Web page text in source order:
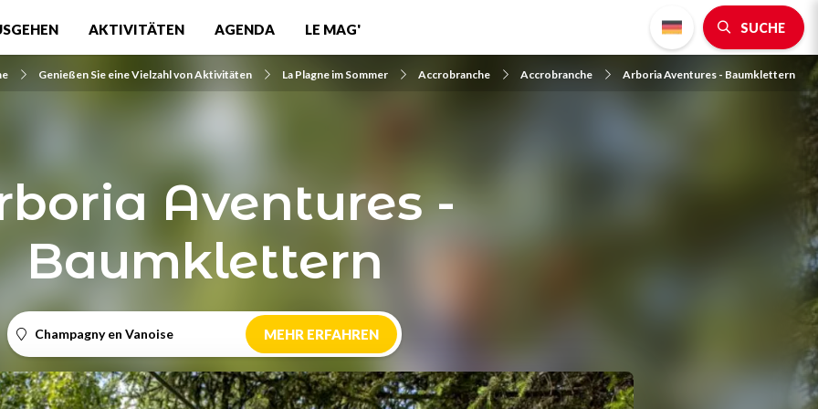
AKTIVITÄTEN AGENDA LE MAG' SUCHE
Genießen Sie eine Vielzahl von Aktivitäten La Plagne im Sommer Accrobranche Accrobranche Arboria Aventures - Baumklettern
Aventures -
Baumklettern
Champagny en Vanoise MEHR ERFAHREN